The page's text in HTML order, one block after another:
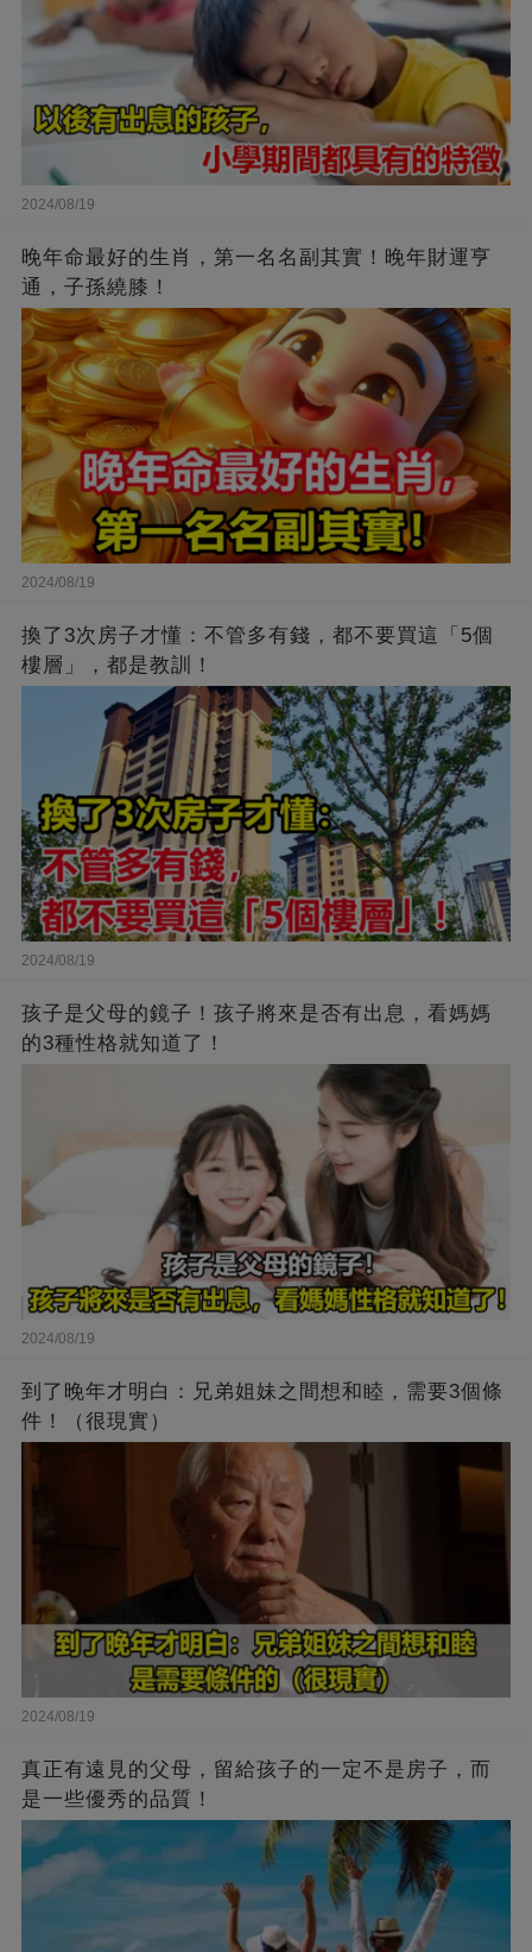
2024/08/19
晚年命最好的生肖，第一名名副其實！晚年財運亨
通，子孫繞膝！
2024/08/19
換了3次房子才懂：不管多有錢，都不要買這「5個
樓層」，都是教訓！
2024/08/19
孩子是父母的鏡子！孩子將來是否有出息，看媽媽
的3種性格就知道了！
2024/08/19
到了晚年才明白：兄弟姐妹之間想和睦，需要3個條
件！（很現實）
2024/08/19
真正有遠見的父母，留給孩子的一定不是房子，而
是一些優秀的品質！